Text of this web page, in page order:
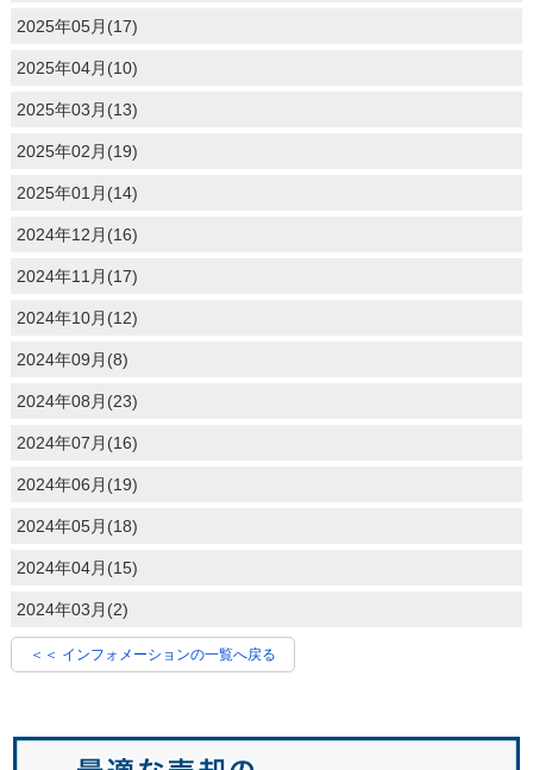
2025年05月(17)
2025年04月(10)
2025年03月(13)
2025年02月(19)
2025年01月(14)
2024年12月(16)
2024年11月(17)
2024年10月(12)
2024年09月(8)
2024年08月(23)
2024年07月(16)
2024年06月(19)
2024年05月(18)
2024年04月(15)
2024年03月(2)
＜＜ インフォメーションの一覧へ戻る